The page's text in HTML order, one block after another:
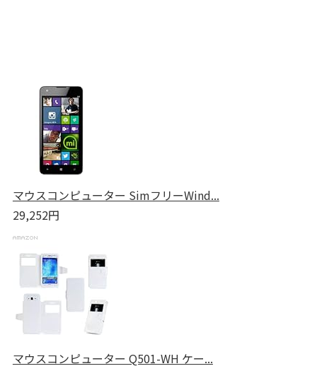
マウスコンピューター SimフリーWind...
29,252円
マウスコンピューター Q501-WH ケー...